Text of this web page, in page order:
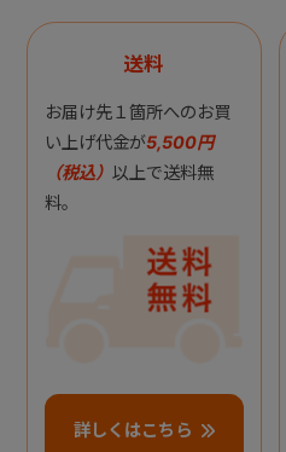
送料
お届け先１箇所へのお買
い上げ代金が5,500円
（税込） 以上で送料無
料。
詳しくはこちら